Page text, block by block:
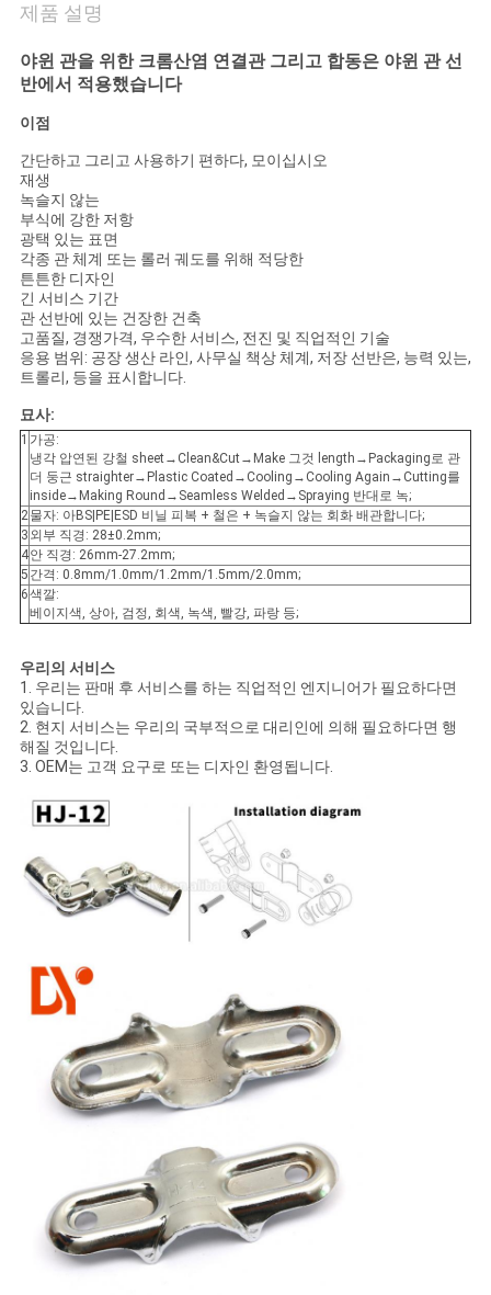
식
케
이
스
조
회
를
요
청
하
다
사
이
트
맵
PRIVACY
POLICY
제품 설명
야윈 관을 위한 크롬산염 연결관 그리고 합동은 야윈 관 선
반에서 적용했습니다
이점
간단하고 그리고 사용하기 편하다, 모이십시오
재생
녹슬지 않는
부식에 강한 저항
광택 있는 표면
각종 관 체계 또는 롤러 궤도를 위해 적당한
튼튼한 디자인
긴 서비스 기간
관 선반에 있는 건장한 건축
고품질, 경쟁가격, 우수한 서비스, 전진 및 직업적인 기술
응용 범위: 공장 생산 라인, 사무실 책상 체계, 저장 선반은, 능력 있는,
트롤리, 등을 표시합니다.
묘사:
1 가공:
냉각 압연된 강철 sheet→Clean&Cut→Make 그것 length→Packaging로 관
더 둥근 straighter→Plastic Coated→Cooling→Cooling Again→Cutting를
inside→Making Round→Seamless Welded→Spraying 반대로 녹;
2물자: 아BS|PE|ESD 비닐 피복 + 철은 + 녹슬지 않는 회화 배관합니다;
3 외부 직경: 28±0.2mm;
4안 직경: 26mm-27.2mm;
5 간격: 0.8mm/1.0mm/1.2mm/1.5mm/2.0mm;
6색깔:
베이지색, 상아, 검정, 회색, 녹색, 빨강, 파랑 등;
우리의 서비스
1. 우리는 판매 후 서비스를 하는 직업적인 엔지니어가 필요하다면
있습니다.
2. 현지 서비스는 우리의 국부적으로 대리인에 의해 필요하다면 행
해질 것입니다.
3. OEM는 고객 요구로 또는 디자인 환영됩니다.